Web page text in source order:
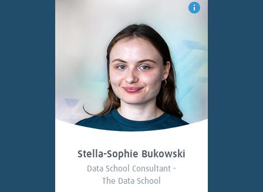
Stella-Sophie Bukowski
Data School Consultant -
The Data School